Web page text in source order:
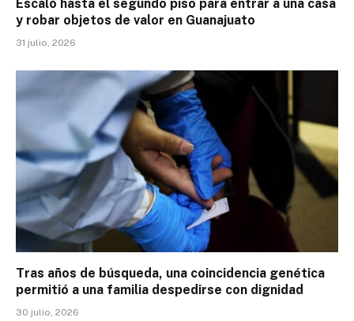
Escaló hasta el segundo piso para entrar a una casa
y robar objetos de valor en Guanajuato
31 julio, 2026
Tras años de búsqueda, una coincidencia genética
permitió a una familia despedirse con dignidad
30 julio, 2026